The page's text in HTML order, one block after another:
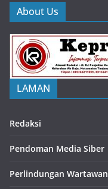
About Us
LAMAN
Redaksi
Pendoman Media Siber
Perlindungan Wartawan